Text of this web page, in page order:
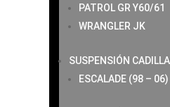
PATROL GR Y60/61
WRANGLER JK
SUSPENSIÓN
ESCALADE (98 – 06)